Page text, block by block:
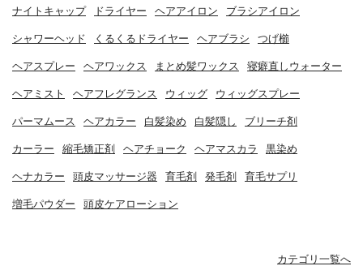
ナイトキャップ ドライヤー ヘアアイロン ブラシアイロン
シャワーヘッド くるくるドライヤー ヘアブラシ つげ櫛
ヘアスプレー ヘアワックス まとめ髪ワックス 寝癖直しウォーター
ヘアミスト ヘアフレグランス ウィッグ ウィッグスプレー
パーマムース ヘアカラー 白髪染め 白髪隠し ブリーチ剤
カーラー 縮毛矯正剤 ヘアチョーク ヘアマスカラ 黒染め
ヘナカラー 頭皮マッサージ器 育毛剤 発毛剤 育毛サプリ
増毛パウダー 頭皮ケアローション
カテゴリ一覧へ